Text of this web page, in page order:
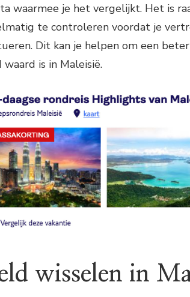
waarmee je het vergelijkt. Het is
te controleren voordat je
Dit kan je helpen om een
is in Maleisië.
wisselen in